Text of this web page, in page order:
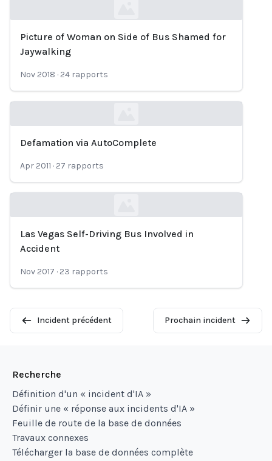
Loading...
Picture of Woman on Side of Bus Shamed for
Jaywalking
Nov 2018 · 24 rapports
Defamation via AutoComplete
Apr 2011 · 27 rapports
Loading...
Las Vegas Self-Driving Bus Involved in
Accident
Nov 2017 · 23 rapports
Incident précédent Prochain incident
Recherche
Définition d'un « incident d'IA »
Définir une « réponse aux incidents d'IA »
Feuille de route de la base de données
Travaux connexes
Télécharger la base de données complète